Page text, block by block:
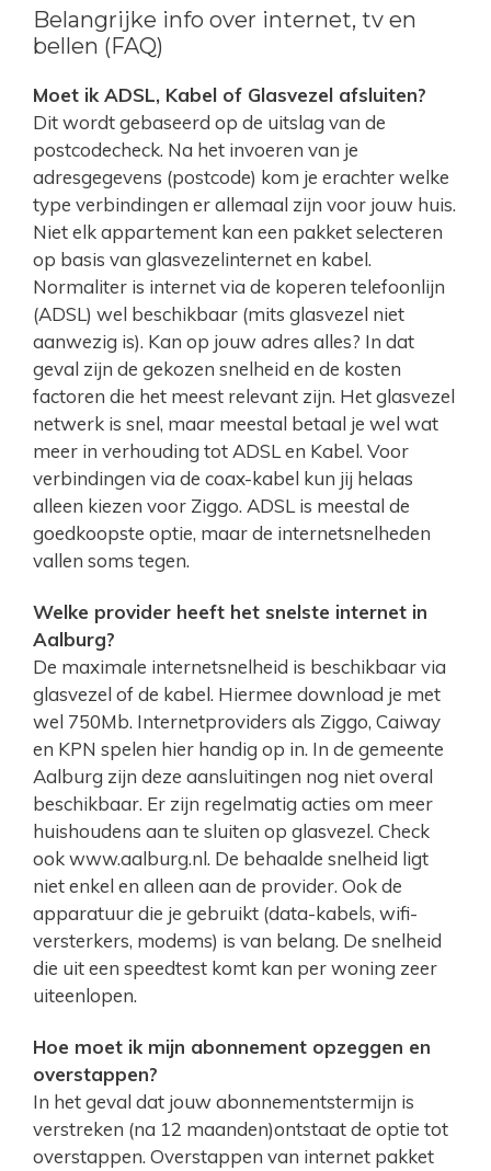
Belangrijke info over internet, tv en
bellen (FAQ)
Moet ik ADSL, Kabel of Glasvezel afsluiten?
Dit wordt gebaseerd op de uitslag van de
postcodecheck. Na het invoeren van je
adresgegevens (postcode) kom je erachter welke
type verbindingen er allemaal zijn voor jouw huis.
Niet elk appartement kan een pakket selecteren
op basis van glasvezelinternet en kabel.
Normaliter is internet via de koperen telefoonlijn
(ADSL) wel beschikbaar (mits glasvezel niet
aanwezig is). Kan op jouw adres alles? In dat
geval zijn de gekozen snelheid en de kosten
factoren die het meest relevant zijn. Het glasvezel
netwerk is snel, maar meestal betaal je wel wat
meer in verhouding tot ADSL en Kabel. Voor
verbindingen via de coax-kabel kun jij helaas
alleen kiezen voor Ziggo. ADSL is meestal de
goedkoopste optie, maar de internetsnelheden
vallen soms tegen.
Welke provider heeft het snelste internet in
Aalburg?
De maximale internetsnelheid is beschikbaar via
glasvezel of de kabel. Hiermee download je met
wel 750Mb. Internetproviders als Ziggo, Caiway
en KPN spelen hier handig op in. In de gemeente
Aalburg zijn deze aansluitingen nog niet overal
beschikbaar. Er zijn regelmatig acties om meer
huishoudens aan te sluiten op glasvezel. Check
ook www.aalburg.nl. De behaalde snelheid ligt
niet enkel en alleen aan de provider. Ook de
apparatuur die je gebruikt (data-kabels, wifi-
versterkers, modems) is van belang. De snelheid
die uit een speedtest komt kan per woning zeer
uiteenlopen.
Hoe moet ik mijn abonnement opzeggen en
overstappen?
In het geval dat jouw abonnementstermijn is
verstreken (na 12 maanden)ontstaat de optie tot
overstappen. Overstappen van internet pakket